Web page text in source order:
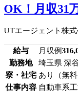
OK！月収31
UTエージェント株式
給与 月収例
勤務地
埼玉県 深
寮・社宅 あり（無料
仕事内容 自動車系